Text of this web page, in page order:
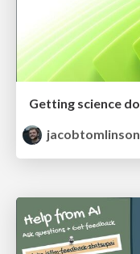
jacobtomlinson